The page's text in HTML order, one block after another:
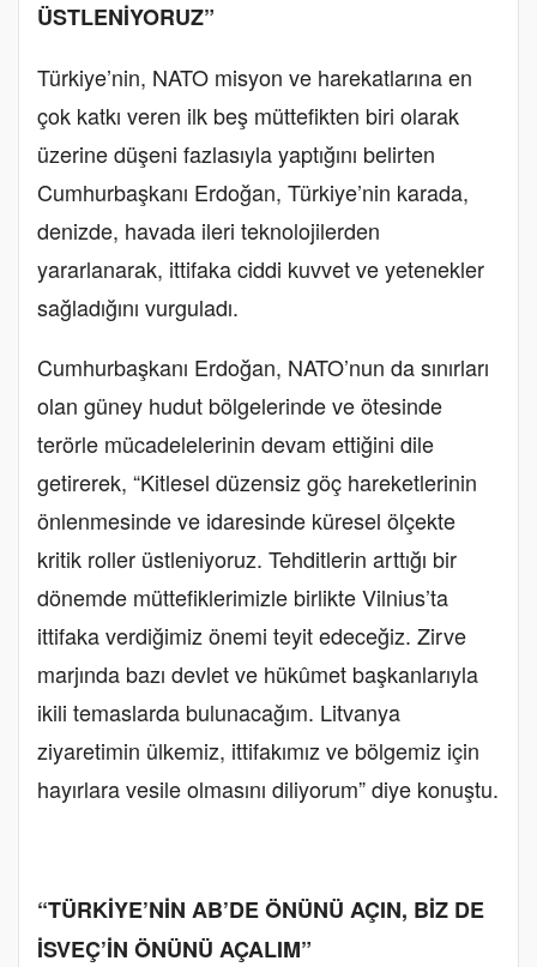
ÜSTLENİYORUZ”
Türkiye’nin, NATO misyon ve harekatlarına en
çok katkı veren ilk beş müttefikten biri olarak
üzerine düşeni fazlasıyla yaptığını belirten
Cumhurbaşkanı Erdoğan, Türkiye’nin karada,
denizde, havada ileri teknolojilerden
yararlanarak, ittifaka ciddi kuvvet ve yetenekler
sağladığını vurguladı.
Cumhurbaşkanı Erdoğan, NATO’nun da sınırları
olan güney hudut bölgelerinde ve ötesinde
terörle mücadelelerinin devam ettiğini dile
getirerek, “Kitlesel düzensiz göç hareketlerinin
önlenmesinde ve idaresinde küresel ölçekte
kritik roller üstleniyoruz. Tehditlerin arttığı bir
dönemde müttefiklerimizle birlikte Vilnius’ta
ittifaka verdiğimiz önemi teyit edeceğiz. Zirve
marjında bazı devlet ve hükûmet başkanlarıyla
ikili temaslarda bulunacağım. Litvanya
ziyaretimin ülkemiz, ittifakımız ve bölgemiz için
hayırlara vesile olmasını diliyorum” diye konuştu.
“TÜRKİYE’NİN AB’DE ÖNÜNÜ AÇIN, BİZ DE
İSVEÇ’İN ÖNÜNÜ AÇALIM”